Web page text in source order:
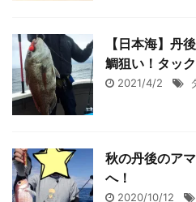
【日本海】
鯛狙い！タッ
2021/4/2
秋の丹後のア
へ！
2020/10/12